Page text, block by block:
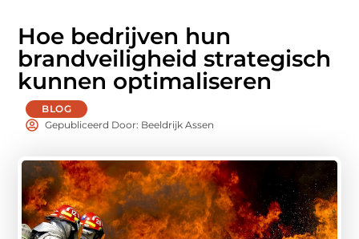
Hoe bedrijven hun
brandveiligheid strategisch
kunnen optimaliseren
BLOG
Gepubliceerd Door: Beeldrijk Assen